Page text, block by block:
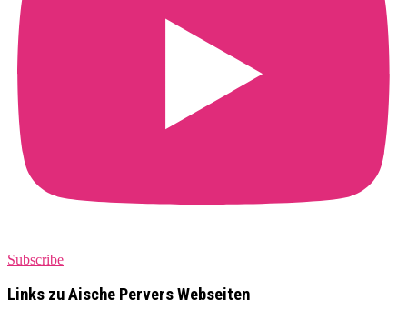
Subscribe
Links zu Aische Pervers Webseiten